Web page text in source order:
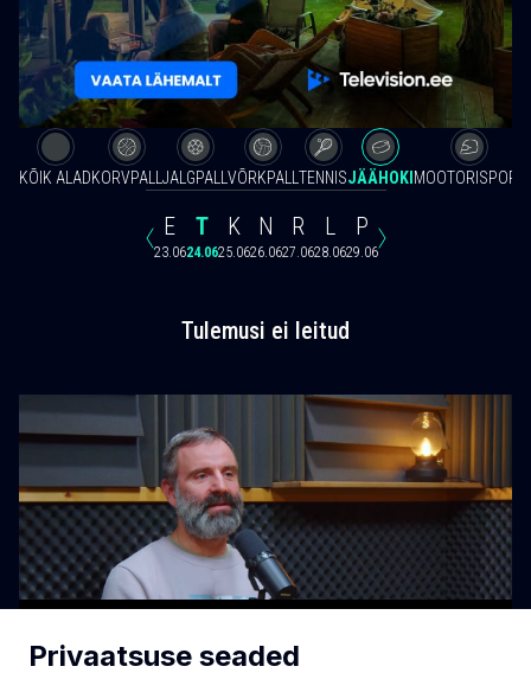
KÕIK ALADKORVPALL JALGPALL VÕRKPALL TENNISJÄÄHOKI MOOTORISPORT
E
23.06
T
24.06
K
25.06
N
26.06
R
27.06
L
28.06
P
29.06
Tulemusi ei leitud
Privaatsuse seaded